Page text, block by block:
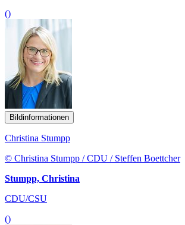
()
Bildinformationen
Christina Stumpp
© Christina Stumpp / CDU / Steffen Boettcher
Stumpp, Christina
CDU/CSU
()